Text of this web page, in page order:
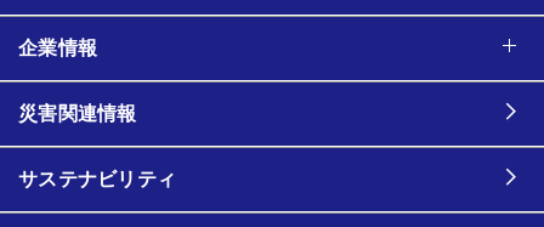
企業情報
災害関連情報
サステナビリティ